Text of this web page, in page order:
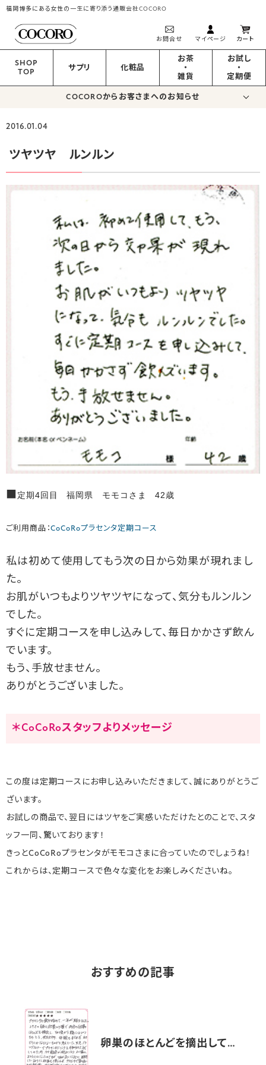
福岡博多にある女性の一生に寄り添う通販会社COCORO
お問合せ マイページ カート
SHOP
TOP
サプリ 化粧品
お茶
・
雑貨
お試し
・
定期便
COCOROからお客さまへのお知らせ
2016.01.04
ツヤツヤ ルンルン
■定期4回目 福岡県 モモコさま 42歳
ご利用商品：CoCoRoプラセンタ定期コース
私は初めて使用してもう次の日から効果が現れまし
た。
お肌がいつもよりツヤツヤになって、気分もルンルン
でした。
すぐに定期コースを申し込みして、毎日かかさず飲ん
でいます。
もう、手放せません。
ありがとうございました。
＊CoCoRoスタッフよりメッセージ
この度は定期コースにお申し込みいただきまして、誠にありがとうご
ざいます。
お試しの商品で、翌日にはツヤをご実感いただけたとのことで、スタ
ッフ一同、驚いております！
きっとCoCoRoプラセンタがモモコさまに合っていたのでしょうね！
これからは、定期コースで色々な変化をお楽しみくださいね。
おすすめの記事
卵巣のほとんどを摘出して…